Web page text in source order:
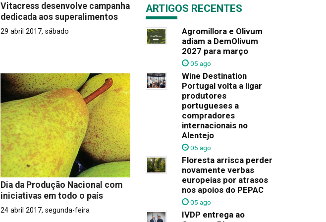
Vitacress desenvolve campanha
dedicada aos superalimentos
29 abril 2017, sábado
Dia da Produção Nacional com
iniciativas em todo o país
24 abril 2017, segunda-feira
ARTIGOS RECENTES
Agromillora e Olivum
adiam a DemOlivum
2027 para março
05 ago
Wine Destination
Portugal volta a ligar
produtores
portugueses a
compradores
internacionais no
Alentejo
05 ago
Floresta arrisca perder
novamente verbas
europeias por atrasos
nos apoios do PEPAC
05 ago
IVDP entrega ao